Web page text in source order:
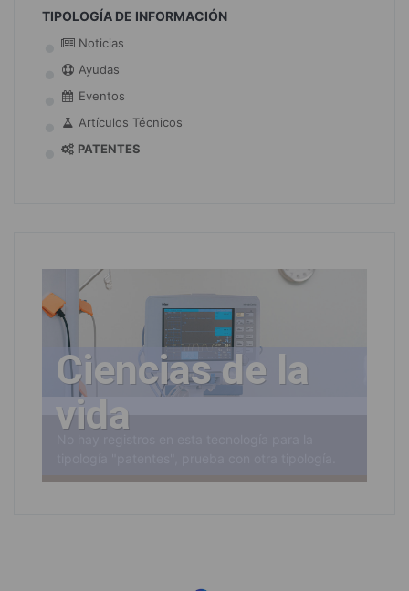
TIPOLOGÍA DE INFORMACIÓN
Noticias
Ayudas
Eventos
Artículos Técnicos
PATENTES
Ciencias de la
vida